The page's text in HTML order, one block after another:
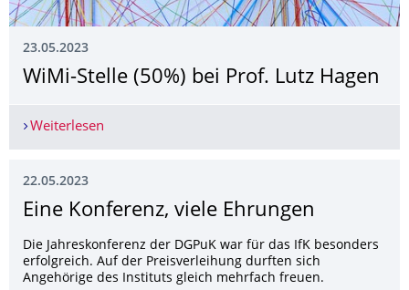
23.05.2023
WiMi-Stelle (50%) bei Prof. Lutz Hagen
Weiterlesen
22.05.2023
Eine Konferenz, viele Ehrungen
Die Jahreskonferenz der DGPuK war für das IfK besonders
erfolgreich. Auf der Preisverleihung durften sich
Angehörige des Instituts gleich mehrfach freuen.